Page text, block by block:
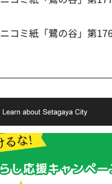
コミ紙「鷺の谷」第